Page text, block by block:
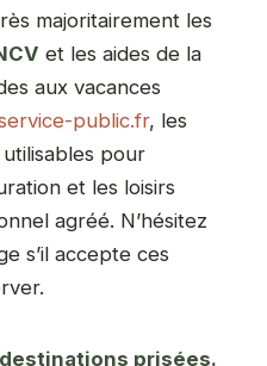
majoritairement les
et les aides de la
aux vacances
public.fr, les
pour
et les loisirs
agréé. N’hésitez
s’il accepte ces
prisées.